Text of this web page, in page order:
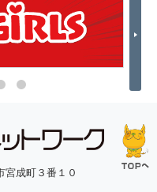
Next
成町３番１０